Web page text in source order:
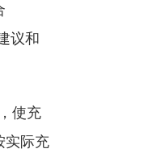
议和
使充
实际充